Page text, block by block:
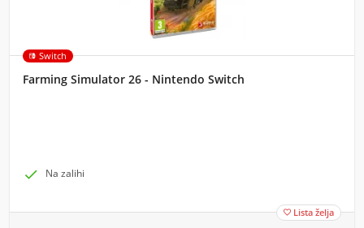
Switch
Farming Simulator 26 - Nintendo Switch
 Na zalihi
 Lista želja